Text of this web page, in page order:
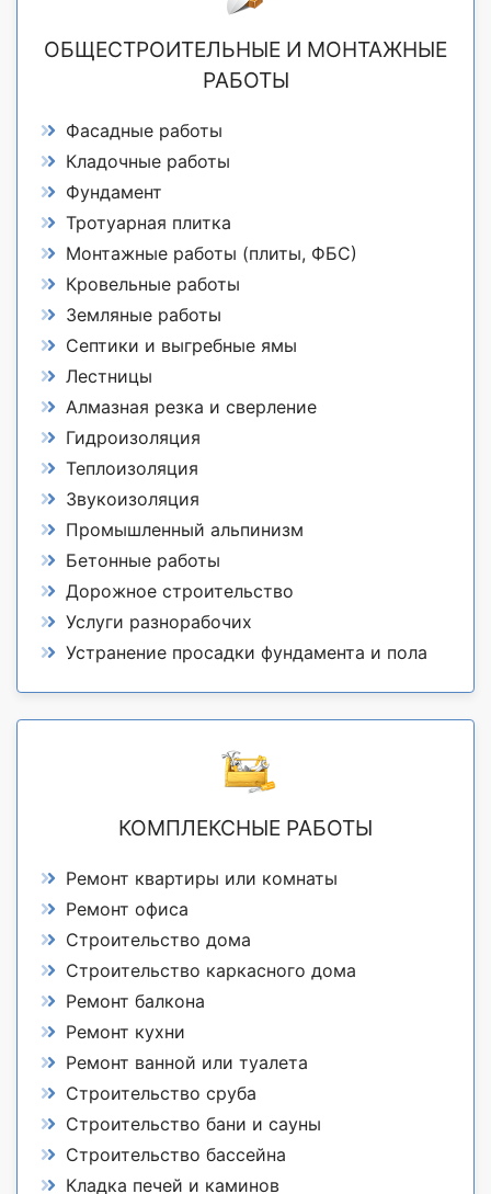
ОБЩЕСТРОИТЕЛЬНЫЕ И МОНТАЖНЫЕ
РАБОТЫ
Фасадные работы
Кладочные работы
Фундамент
Тротуарная плитка
Монтажные работы (плиты, ФБС)
Кровельные работы
Земляные работы
Септики и выгребные ямы
Лестницы
Алмазная резка и сверление
Гидроизоляция
Теплоизоляция
Звукоизоляция
Промышленный альпинизм
Бетонные работы
Дорожное строительство
Услуги разнорабочих
Устранение просадки фундамента и пола
КОМПЛЕКСНЫЕ РАБОТЫ
Ремонт квартиры или комнаты
Ремонт офиса
Строительство дома
Строительство каркасного дома
Ремонт балкона
Ремонт кухни
Ремонт ванной или туалета
Строительство сруба
Строительство бани и сауны
Строительство бассейна
Кладка печей и каминов